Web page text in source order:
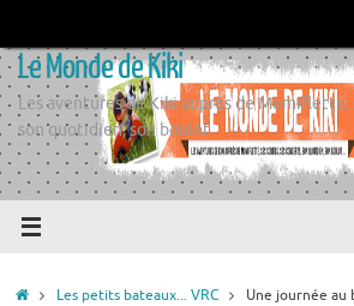
contenu
Le Monde de Kiki
Les aventures de Kiki auprès de Momiflette,
son quotidien, son boulot
AccueilLes petits bateaux... VRC
Une journée